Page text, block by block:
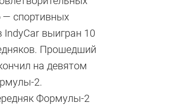
— спортивных
IndyCar выигран 10
Прошедший
на девятом
2.
Формулы-2